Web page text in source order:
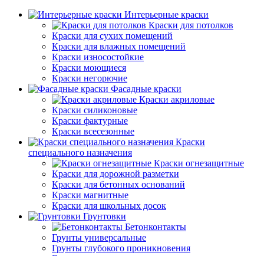
Интерьерные краски
Краски для потолков
Краски для сухих помещений
Краски для влажных помещений
Краски износостойкие
Краски моющиеся
Краски негорючие
Фасадные краски
Краски акриловые
Краски силиконовые
Краски фактурные
Краски всесезонные
Краски
специального назначения
Краски огнезащитные
Краски для дорожной разметки
Краски для бетонных оснований
Краски магнитные
Краски для школьных досок
Грунтовки
Бетонконтакты
Грунты универсальные
Грунты глубокого проникновения